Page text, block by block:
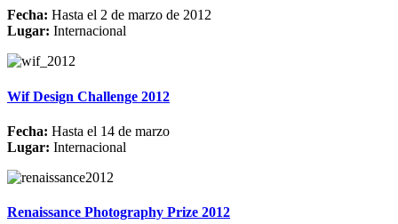
Fecha: Hasta el 2 de marzo de 2012
Lugar: Internacional
Wif Design Challenge 2012
Fecha: Hasta el 14 de marzo
Lugar: Internacional
Renaissance Photography Prize 2012